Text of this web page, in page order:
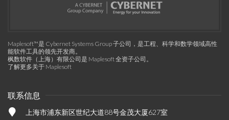
Maplesoft™是 Cybernet Systems Group 子公司，是工程、科学和数学领域高性
能软件工具的领先开发商。
枫数软件（上海）有限公司是 Maplesoft 全资子公司。
了解更多关于 Maplesoft
联系信息
上海市浦东新区世纪大道88号金茂大厦627室